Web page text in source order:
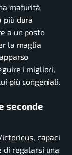
maturità
più dura
a un posto
la maglia
i migliori,
più congeniali.
seconde
capaci
di regalarsi una